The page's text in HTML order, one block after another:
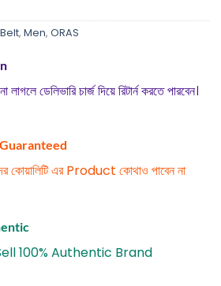
Belt, Men, ORAS
লাগলে ডেলিভারি চার্জ দিয়ে রিটার্ন করতে পারবেন।
কোয়ালিটি এর Product কোথাও পাবেন না
100% Authentic Brand